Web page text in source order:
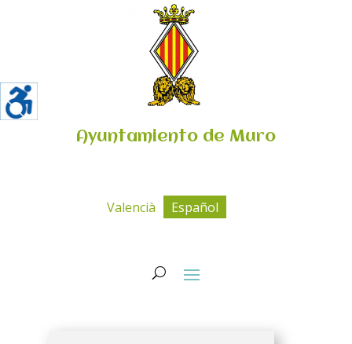
Ayuntamiento de Muro
Valencià Español